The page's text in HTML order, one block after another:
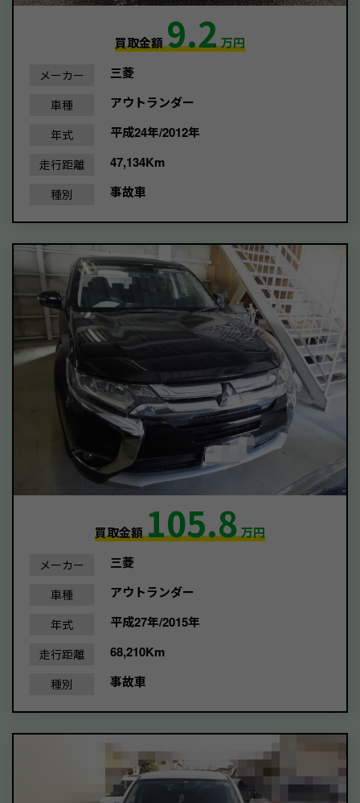
買取金額9.2万円
メーカー 三菱
車種 アウトランダー
年式 平成24年/2012年
走行距離 47,134Km
種別 事故車
買取金額105.8万円
メーカー 三菱
車種 アウトランダー
年式 平成27年/2015年
走行距離 68,210Km
種別 事故車